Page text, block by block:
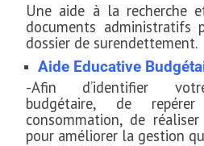
Une aide à la recherche
documents administratifs
dossier de surendettement.
Aide Educative
-Afin d’identifier
budgétaire, de
consommation, de
pour améliorer la gestion